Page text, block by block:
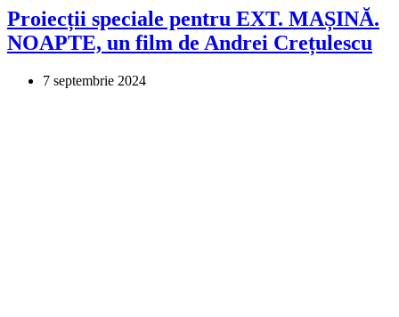
Proiecții speciale pentru EXT. MAȘINĂ.
NOAPTE, un film de Andrei Crețulescu
7 septembrie 2024